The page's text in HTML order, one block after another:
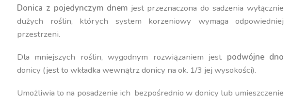
Donica z pojedynczym dnemjest przeznaczona do sadzenia wyłącznie
dużych roślin, których system korzeniowy wymaga odpowiedniej
przestrzeni.
Dla mniejszych roślin, wygodnym rozwiązaniem jest podwójne dno
donicy (jest to wkładka wewnątrz donicy na ok. 1/3 jej wysokości).
Umożliwia to na posadzenie ich bezpośrednio w donicy lub umieszczenie